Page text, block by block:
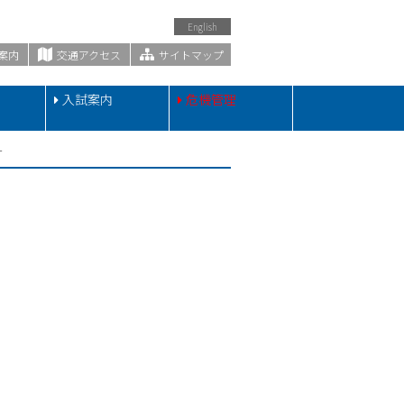
English
内 交通アクセス サイトマップ
入試案内 危機管理